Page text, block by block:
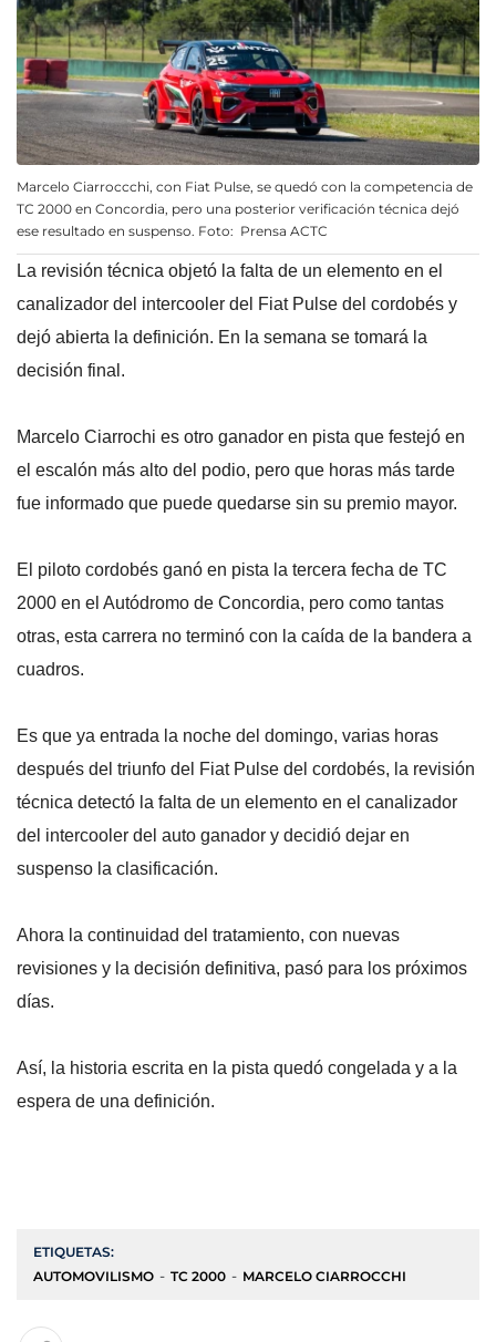
Marcelo Ciarroccchi, con Fiat Pulse, se quedó con la competencia de
TC 2000 en Concordia, pero una posterior verificación técnica dejó
ese resultado en suspenso. Foto: Prensa ACTC
La revisión técnica objetó la falta de un elemento en el
canalizador del intercooler del Fiat Pulse del cordobés y
dejó abierta la definición. En la semana se tomará la
decisión final.
Marcelo Ciarrochi es otro ganador en pista que festejó en
el escalón más alto del podio, pero que horas más tarde
fue informado que puede quedarse sin su premio mayor.
El piloto cordobés ganó en pista la tercera fecha de TC
2000 en el Autódromo de Concordia, pero como tantas
otras, esta carrera no terminó con la caída de la bandera a
cuadros.
Es que ya entrada la noche del domingo, varias horas
después del triunfo del Fiat Pulse del cordobés, la revisión
técnica detectó la falta de un elemento en el canalizador
del intercooler del auto ganador y decidió dejar en
suspenso la clasificación.
Ahora la continuidad del tratamiento, con nuevas
revisiones y la decisión definitiva, pasó para los próximos
días.
Así, la historia escrita en la pista quedó congelada y a la
espera de una definición.
ETIQUETAS:
AUTOMOVILISMO
TC 2000 MARCELO CIARROCCHI